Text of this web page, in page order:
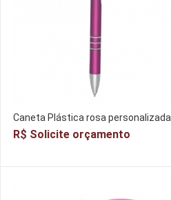
Caneta Plástica rosa personalizada
R$ Solicite orçamento